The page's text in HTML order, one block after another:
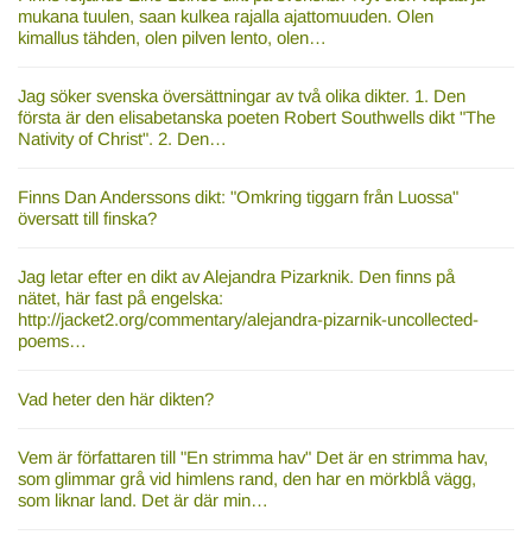
mukana tuulen, saan kulkea rajalla ajattomuuden. Olen
kimallus tähden, olen pilven lento, olen…
Jag söker svenska översättningar av två olika dikter. 1. Den
första är den elisabetanska poeten Robert Southwells dikt "The
Nativity of Christ". 2. Den…
Finns Dan Anderssons dikt: "Omkring tiggarn från Luossa"
översatt till finska?
Jag letar efter en dikt av Alejandra Pizarknik. Den finns på
nätet, här fast på engelska:
http://jacket2.org/commentary/alejandra-pizarnik-uncollected-
poems…
Vad heter den här dikten?
Vem är författaren till "En strimma hav" Det är en strimma hav,
som glimmar grå vid himlens rand, den har en mörkblå vägg,
som liknar land. Det är där min…